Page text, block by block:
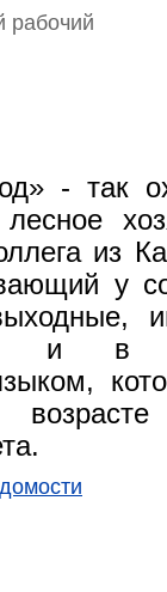
рабочий
- так
из
у
и в